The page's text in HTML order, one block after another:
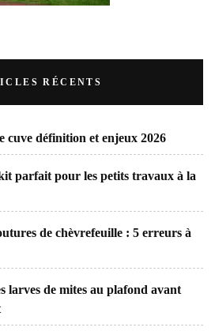
RÉCENTS
cuve définition et enjeux 2026
parfait pour les petits travaux à la
de chèvrefeuille : 5 erreurs à
larves de mites au plafond avant